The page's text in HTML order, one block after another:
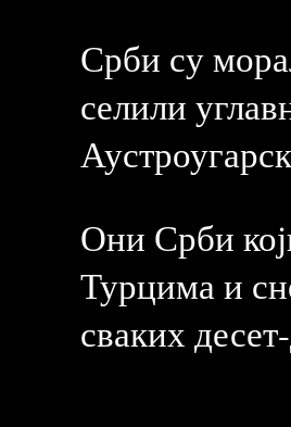
Срби су
селили
Они Срби
Турцима и
сваких